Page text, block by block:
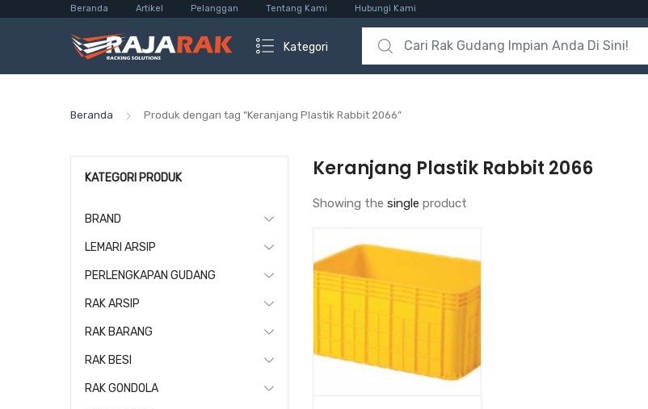
Beranda Artikel Pelanggan Tentang Kami Hubungi Kami
Kategori
Search for:
Beranda Produk dengan tag “Keranjang Plastik Rabbit 2066”
Keranjang Plastik Rabbit 2066
Showing the single product
KATEGORI PRODUK
BRAND
LEMARI ARSIP
PERLENGKAPAN GUDANG
RAK ARSIP
RAK BARANG
RAK BESI
RAK GONDOLA